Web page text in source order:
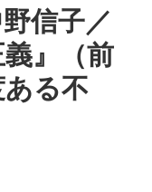
信子／
』（前
る不